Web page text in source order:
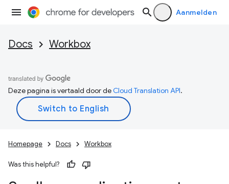
Aanmelden
Docs Workbox
Deze pagina is vertaald door deCloud Translation API.
Homepage Docs Workbox
Was this helpful?